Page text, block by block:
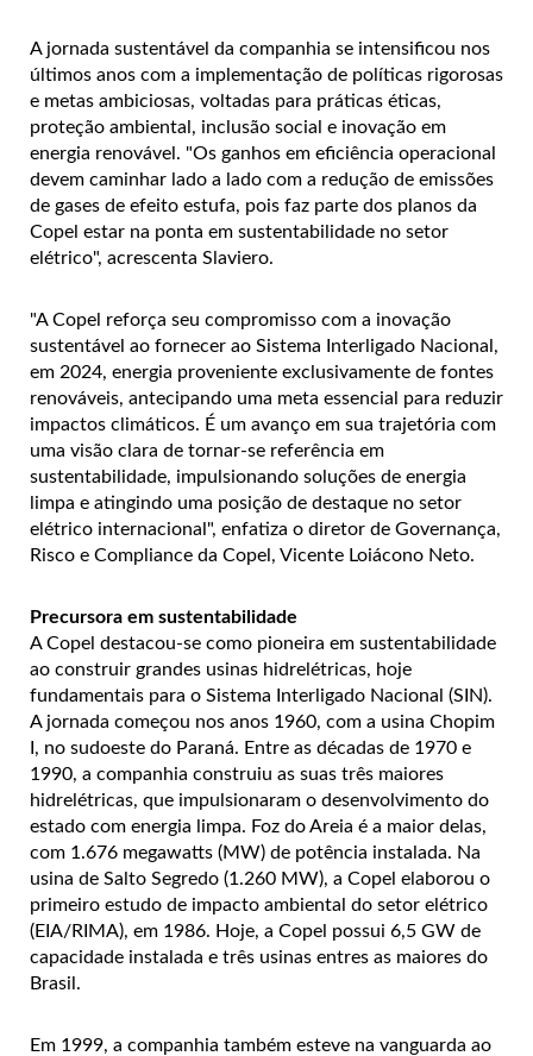
A jornada sustentável da companhia se intensificou nos
últimos anos com a implementação de políticas rigorosas
e metas ambiciosas, voltadas para práticas éticas,
proteção ambiental, inclusão social e inovação em
energia renovável. "Os ganhos em eficiência operacional
devem caminhar lado a lado com a redução de emissões
de gases de efeito estufa, pois faz parte dos planos da
Copel estar na ponta em sustentabilidade no setor
elétrico", acrescenta Slaviero.
"A Copel reforça seu compromisso com a inovação
sustentável ao fornecer ao Sistema Interligado Nacional,
em 2024, energia proveniente exclusivamente de fontes
renováveis, antecipando uma meta essencial para reduzir
impactos climáticos. É um avanço em sua trajetória com
uma visão clara de tornar-se referência em
sustentabilidade, impulsionando soluções de energia
limpa e atingindo uma posição de destaque no setor
elétrico internacional", enfatiza o diretor de Governança,
Risco e Compliance da Copel, Vicente Loiácono Neto.
Precursora em sustentabilidade
A Copel destacou-se como pioneira em sustentabilidade
ao construir grandes usinas hidrelétricas, hoje
fundamentais para o Sistema Interligado Nacional (SIN).
A jornada começou nos anos 1960, com a usina Chopim
I, no sudoeste do Paraná. Entre as décadas de 1970 e
1990, a companhia construiu as suas três maiores
hidrelétricas, que impulsionaram o desenvolvimento do
estado com energia limpa. Foz do Areia é a maior delas,
com 1.676 megawatts (MW) de potência instalada. Na
usina de Salto Segredo (1.260 MW), a Copel elaborou o
primeiro estudo de impacto ambiental do setor elétrico
(EIA/RIMA), em 1986. Hoje, a Copel possui 6,5 GW de
capacidade instalada e três usinas entres as maiores do
Brasil.
Em 1999, a companhia também esteve na vanguarda ao